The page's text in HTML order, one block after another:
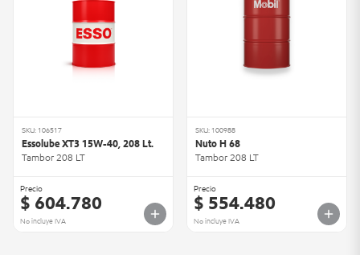
SKU: 106517
Essolube XT3 15W-40, 208 Lt.
Tambor 208 LT
Precio
$ 604.780
No incluye IVA
SKU: 100988
Nuto H 68
Tambor 208 LT
Precio
$ 554.480
No incluye IVA